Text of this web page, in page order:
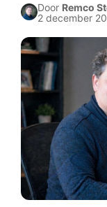
Door Remco
2 december